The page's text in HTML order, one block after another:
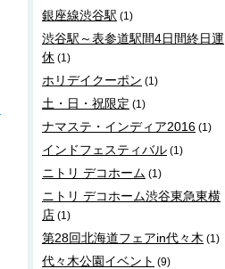
銀座線渋谷駅 (1)
渋谷駅～表参道駅間4日間終日運
休 (1)
ホリデイクーポン (1)
土・日・祝限定 (1)
ナマステ・インディア2016 (1)
インドフェスティバル (1)
ニトリ デコホーム (1)
ニトリ デコホーム渋谷東急東横
店 (1)
第28回北海道フェアin代々木 (1)
代々木公園イベント (9)